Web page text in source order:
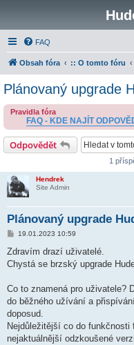
FAQ
Obsah fóra :: O tomto fóru
Plánovaný upgrade
Pravidla fóra
FAQ - KDE NAJÍT
Odpovědět
1
Hendrek
Site Admin
Plánovaný upgrade
P
í
p
e
k
19.01.2023 10:59
Zdravím drazí uživatelé.
Chystá se brzský upgrade
Co to znamená pro uživatele?
do běžného užívání a
doposud.
Nejdůležitější co do
nejaktuálnější odzkoušené